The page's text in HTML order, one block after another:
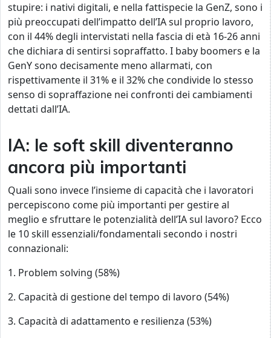
stupire: i nativi digitali, e nella fattispecie la GenZ, sono i
più preoccupati dell’impatto dell’IA sul proprio lavoro,
con il 44% degli intervistati nella fascia di età 16-26 anni
che dichiara di sentirsi sopraffatto. I baby boomers e la
GenY sono decisamente meno allarmati, con
rispettivamente il 31% e il 32% che condivide lo stesso
senso di sopraffazione nei confronti dei cambiamenti
dettati dall’IA.
IA: le soft skill diventeranno
ancora più importanti
Quali sono invece l’insieme di capacità che i lavoratori
percepiscono come più importanti per gestire al
meglio e sfruttare le potenzialità dell’IA sul lavoro? Ecco
le 10 skill essenziali/fondamentali secondo i nostri
connazionali:
1. Problem solving (58%)
2. Capacità di gestione del tempo di lavoro (54%)
3. Capacità di adattamento e resilienza (53%)